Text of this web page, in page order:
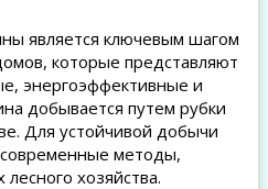
является ключевым шагом
которые представляют
энергоэффективные и
добывается путем рубки
Для устойчивой добычи
методы,
хозяйства.